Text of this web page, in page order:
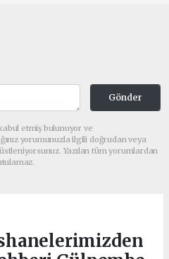
Gönder
etmiş bulunuyor ve
yorumunuzla ilgili doğrudan veya
Yazılan tüm yorumlardan